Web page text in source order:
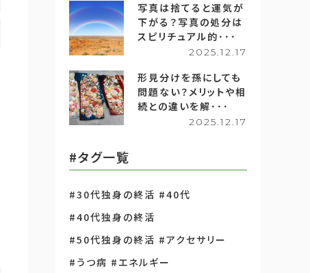
写真は捨てると運気が
下がる？写真の処分は
スピリチュアル的･･･
2025.12.17
形見分けを孫にしても
問題ない？メリットや相
続との違いを解･･･
2025.12.17
#タグ一覧
#30代独身の終活 #40代
#40代独身の終活
#50代独身の終活 #アクセサリー
#うつ病 #エネルギー